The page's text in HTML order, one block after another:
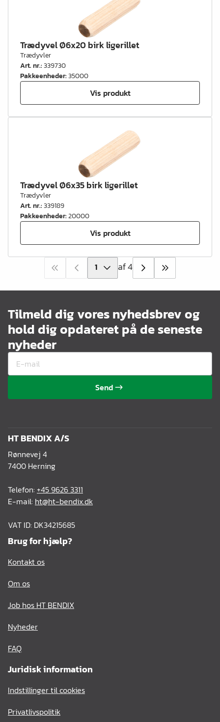
Trædyvel Ø6x20 birk ligerillet
Trædyvler
Art. nr.:339730
Pakkeenheder:35000
Vis produkt
Trædyvel Ø6x35 birk ligerillet
Trædyvler
Art. nr.:339189
Pakkeenheder:20000
Vis produkt
af 4
Tilmeld dig vores nyhedsbrev og
hold dig opdateret på de seneste
nyheder
Send
HT BENDIX A/S
Rønnevej 4
7400 Herning
Telefon: +45 9626 3311
E-mail: ht@ht-bendix.dk
VAT ID: DK34215685
Brug for hjælp?
Kontakt os
Om os
Job hos HT BENDIX
Nyheder
FAQ
Juridisk information
Indstillinger til cookies
Privatlivspolitik